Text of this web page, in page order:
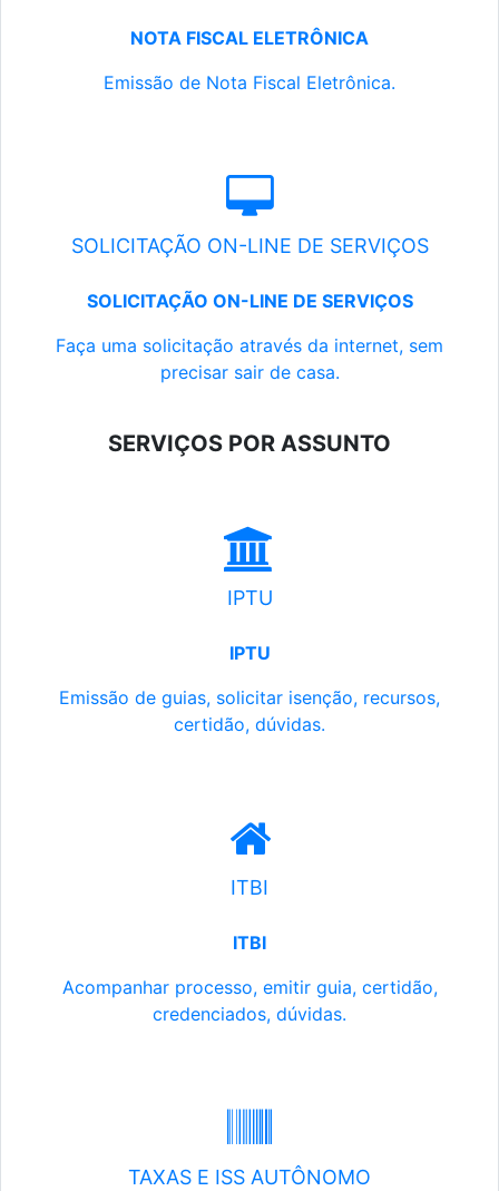
NOTA FISCAL ELETRÔNICA
Emissão de Nota Fiscal Eletrônica.
SOLICITAÇÃO ON-LINE DE SERVIÇOS
SOLICITAÇÃO ON-LINE DE SERVIÇOS
Faça uma solicitação através da internet, sem
precisar sair de casa.
SERVIÇOS POR ASSUNTO
IPTU
IPTU
Emissão de guias, solicitar isenção, recursos,
certidão, dúvidas.
ITBI
ITBI
Acompanhar processo, emitir guia, certidão,
credenciados, dúvidas.
TAXAS E ISS AUTÔNOMO